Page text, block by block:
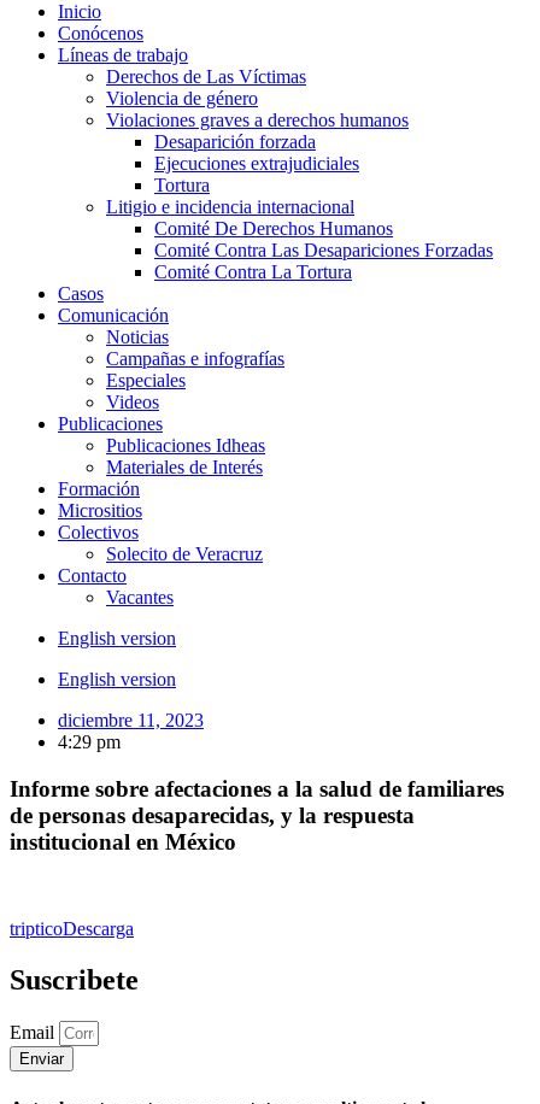
Inicio
Conócenos
Líneas de trabajo
Derechos de Las Víctimas
Violencia de género
Violaciones graves a derechos humanos
Desaparición forzada​
Ejecuciones extrajudiciales
Tortura
Litigio e incidencia internacional
Comité De Derechos Humanos​
Comité Contra Las Desapariciones Forzadas
Comité Contra La Tortura​
Casos
Comunicación
Noticias
Campañas e infografías
Especiales
Videos
Publicaciones
Publicaciones Idheas
Materiales de Interés
Formación
Micrositios
Colectivos
Solecito de Veracruz
Contacto
Vacantes
English version
English version
diciembre 11, 2023
4:29 pm
Informe sobre afectaciones a la salud de familiares
de personas desaparecidas, y la respuesta
institucional en México
tripticoDescarga
Suscribete
Email
Enviar